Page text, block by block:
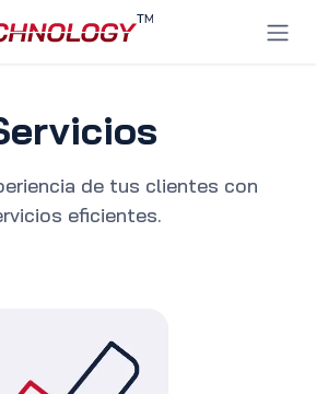
de tus clientes con
eficientes.